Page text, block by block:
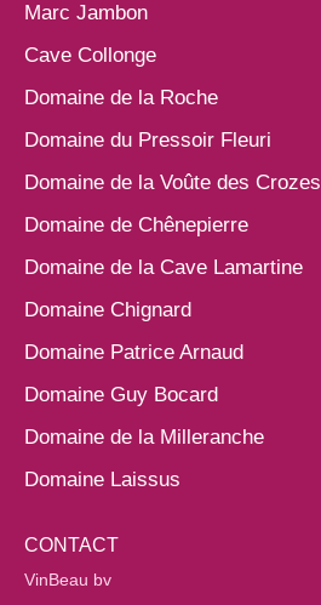
Marc Jambon
Cave Collonge
Domaine de la Roche
Domaine du Pressoir Fleuri
Domaine de la Voûte des Crozes
Domaine de Chênepierre
Domaine de la Cave Lamartine
Domaine Chignard
Domaine Patrice Arnaud
Domaine Guy Bocard
Domaine de la Milleranche
Domaine Laissus
CONTACT
VinBeau bv